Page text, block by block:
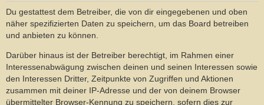
Du gestattest dem Betreiber, die von dir eingegebenen und oben
näher spezifizierten Daten zu speichern, um das Board betreiben
und anbieten zu können.
Darüber hinaus ist der Betreiber berechtigt, im Rahmen einer
Interessenabwägung zwischen deinen und seinen Interessen sowie
den Interessen Dritter, Zeitpunkte von Zugriffen und Aktionen
zusammen mit deiner IP-Adresse und der von deinem Browser
übermittelter Browser-Kennung zu speichern, sofern dies zur